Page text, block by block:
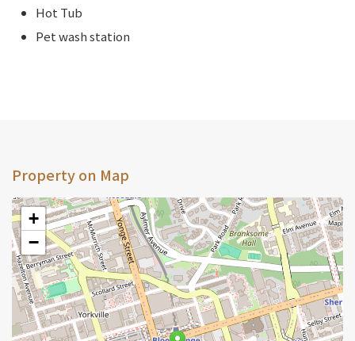
Hot Tub
Pet wash station
Property on Map
+
−